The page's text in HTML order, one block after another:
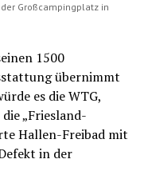
Großcampingplatz in
1500
übernimmt
es die WTG,
„Friesland-
Hallen-Freibad mit
in der